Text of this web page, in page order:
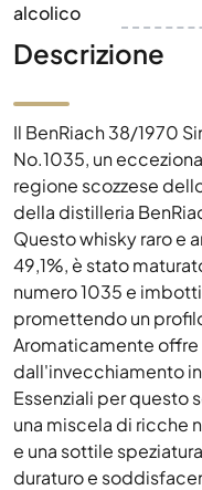
alcolico
Descrizione
Il BenRiach 38/1970
No.1035, un
regione scozzese
della distilleria
Questo whisky raro e
49,1%, è stato
numero 1035 e
promettendo un
Aromaticamente
dall'invecchiamento
Essenziali per questo
una miscela di ricche
e una sottile
duraturo e